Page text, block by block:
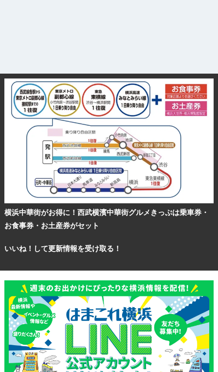
横浜中華街がお得に！西武横濱中華街グルメきっぷは乗車券・
お食事券・お土産券がセット
いいね！して更新情報を受け取る！